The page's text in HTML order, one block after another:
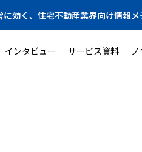
に効く、住宅不動産業界向け情報メ
インタビュー サービス資料